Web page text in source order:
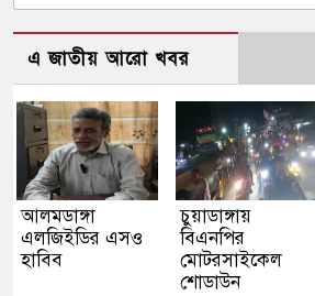
এ জাতীয় আরো খবর
আলমডাঙ্গা
এলজিইডির এসও
হাবিব
চুয়াডাঙ্গায়
বিএনপির
মোটরসাইকেল
শোডাউন